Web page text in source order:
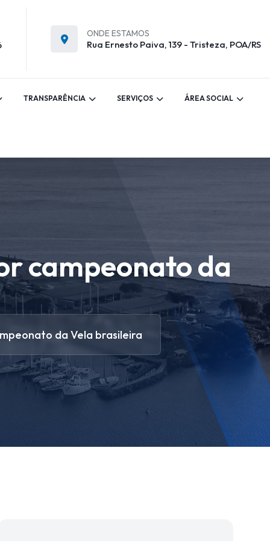
ONDE ESTAMOS
Rua Ernesto Paiva, 139 - Tristeza, POA/RS
TRANSPARÊNCIA SERVIÇOS ÁREA SOCIAL
campeonato da
da Vela brasileira